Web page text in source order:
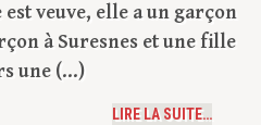
est veuve, elle a un garçon
à Suresnes et une fille
une (...)
LIRE LA SUITE…